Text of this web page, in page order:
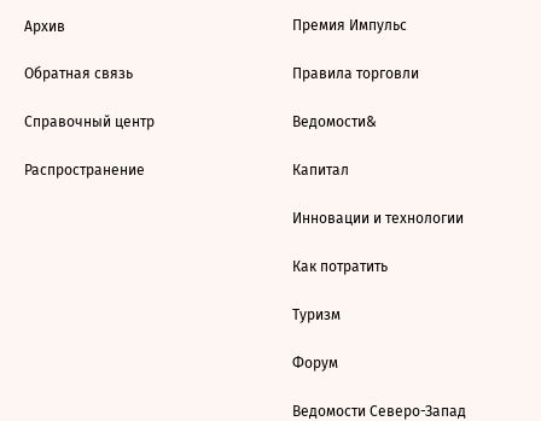
Архив
Обратная связь
Справочный центр
Распространение
Премия Импульс
Правила торговли
Ведомости&
Капитал
Инновации и технологии
Как потратить
Туризм
Форум
Ведомости Северо-Запад